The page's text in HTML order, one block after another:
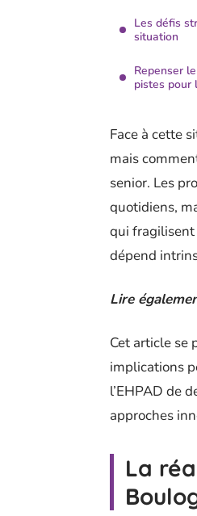
Les défis
situation
Repenser
pistes pour
Face à cette
mais
senior. Les
quotidiens,
qui fragilisent
dépend
Lire
Cet article se
implications
l’EHPAD de
approches
La